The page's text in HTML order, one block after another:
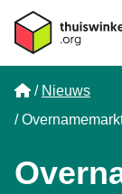
Home
Nieuws